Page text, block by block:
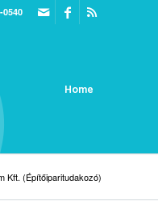
0540
Home
Kft. (Építőiparitudakozó)